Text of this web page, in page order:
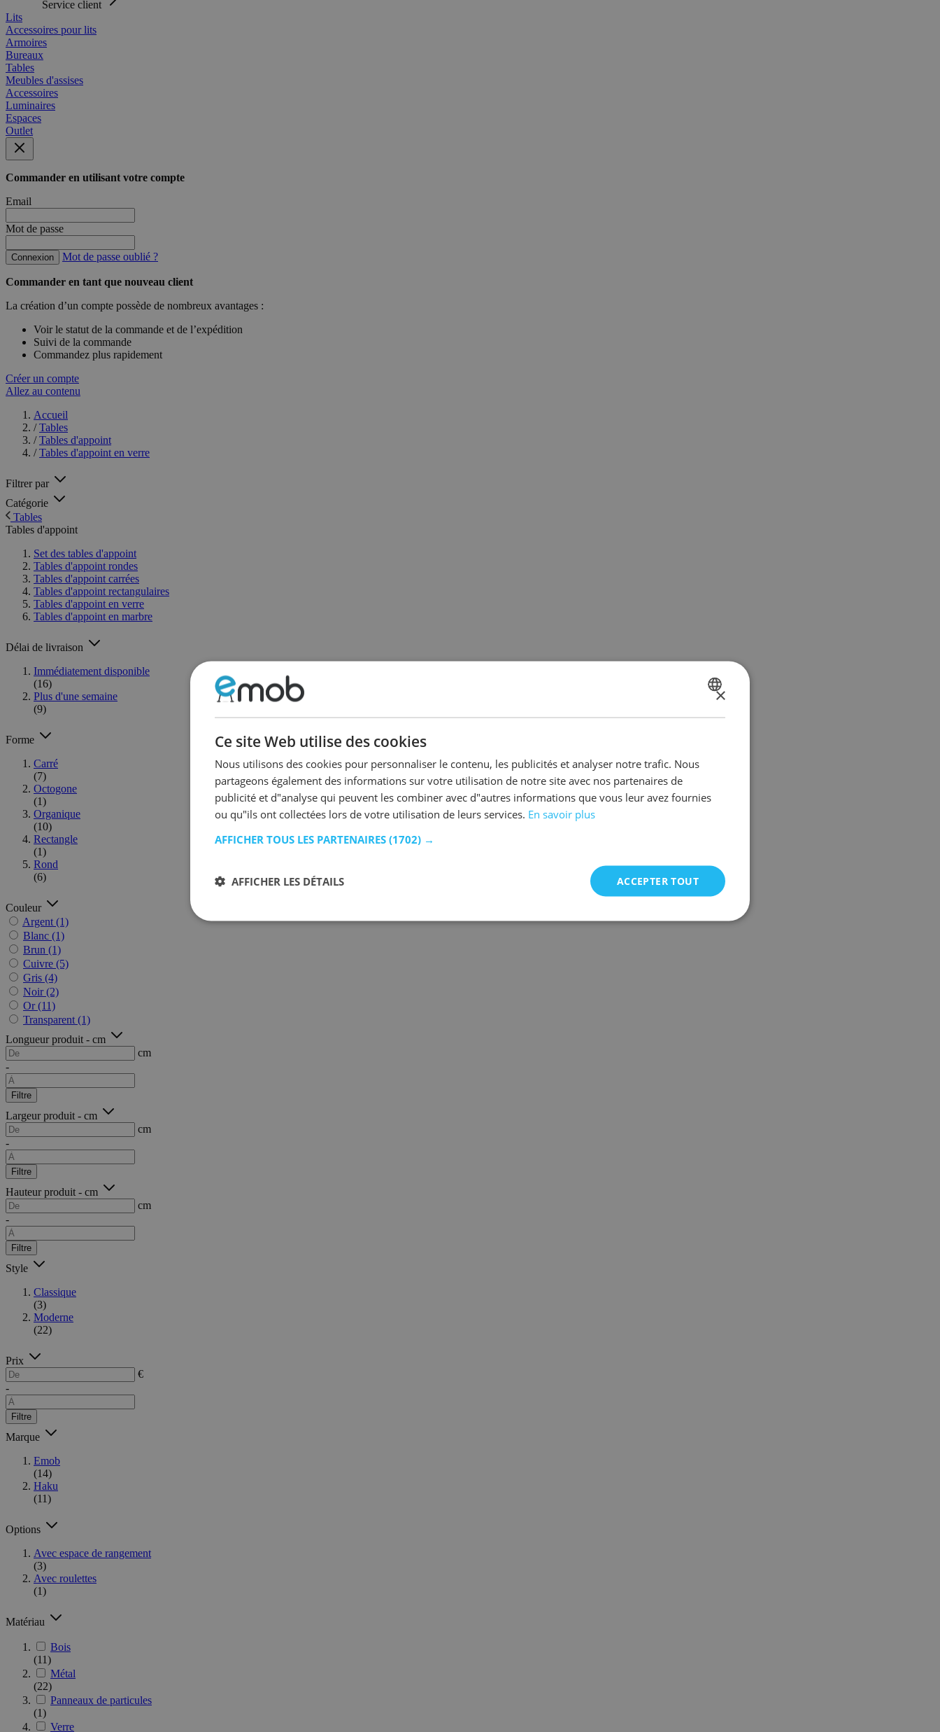
Service client
Lits
Accessoires pour lits
Armoires
Bureaux
Tables
Meubles d'assises
Accessoires
Luminaires
Espaces
Outlet
Commander en utilisant votre compte
Email
Mot de passe
Connexion Mot de passe oublié ?
Commander en tant que nouveau client
La création d’un compte possède de nombreux avantages :
Voir le statut de la commande et de l’expédition
Suivi de la commande
Commandez plus rapidement
Créer un compte
Allez au contenu
Accueil
/ Tables
/ Tables d'appoint
/ Tables d'appoint en verre
Filtrer par
Catégorie
Tables
Tables d'appoint
Set des tables d'appoint
Tables d'appoint rondes
Tables d'appoint carrées
Tables d'appoint rectangulaires
Tables d'appoint en verre
Tables d'appoint en marbre
Délai de livraison
Immédiatement disponible
(16)
Plus d'une semaine
(9)
Forme
Carré
(7)
Octogone
(1)
Organique
(10)
Rectangle
(1)
Rond
(6)
Couleur
Argent (1)
Blanc (1)
Brun (1)
Cuivre (5)
Gris (4)
Noir (2)
Or (11)
Transparent (1)
Longueur produit - cm
cm
-
Filtre
Largeur produit - cm
cm
-
Filtre
Hauteur produit - cm
cm
-
Filtre
Style
Classique
(3)
Moderne
(22)
Prix
€
-
Filtre
Marque
Emob
(14)
Haku
(11)
Options
Avec espace de rangement
(3)
Avec roulettes
(1)
Matériau
Bois
(11)
Métal
(22)
Panneaux de particules
(1)
Verre
×
Ce site Web utilise des cookies
Nous utilisons des cookies pour personnaliser le contenu, les publicités et analyser notre trafic. Nous
partageons également des informations sur votre utilisation de notre site avec nos partenaires de
publicité et d"analyse qui peuvent les combiner avec d"autres informations que vous leur avez fournies
ou qu"ils ont collectées lors de votre utilisation de leurs services. En savoir plus
AFFICHER TOUS LES PARTENAIRES (1702) →
ACCEPTER TOUT
AFFICHER LES DÉTAILS